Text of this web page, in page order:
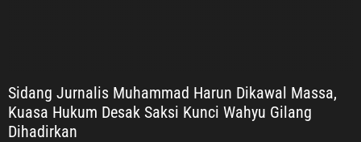
Sidang Jurnalis Muhammad Harun Dikawal Massa,
Kuasa Hukum Desak Saksi Kunci Wahyu Gilang
Dihadirkan